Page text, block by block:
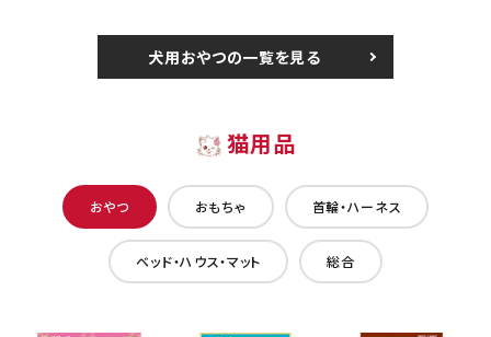
犬用おやつの一覧を見る
猫用品
おやつ おもちゃ 首輪・ハーネス
ベッド・ハウス・マット 総合